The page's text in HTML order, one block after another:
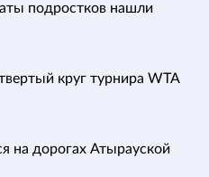
подростков нашли
круг турнира WTA
на дорогах Атырауской